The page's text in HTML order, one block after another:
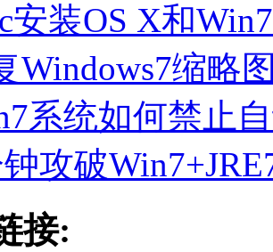
安装OS X和
Windows7缩略
系统如何禁止
攻破
接: